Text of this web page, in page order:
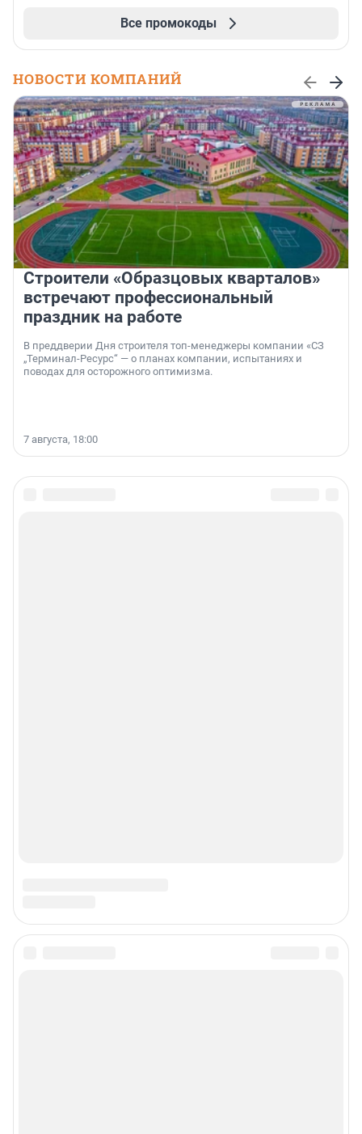
Все промокоды
НОВОСТИ КОМПАНИЙ
Строители «Образцовых кварталов»
встречают профессиональный
праздник на работе
В преддверии Дня строителя топ-менеджеры компании «СЗ
„Терминал-Ресурс“ — о планах компании, испытаниях и
поводах для осторожного оптимизма.
7 августа, 18:00